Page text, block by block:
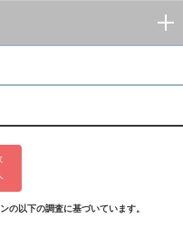
の以下の調査に基づいています。